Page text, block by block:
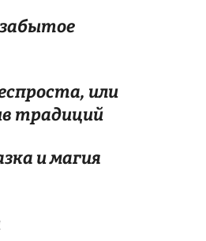
или
традиций
и магия